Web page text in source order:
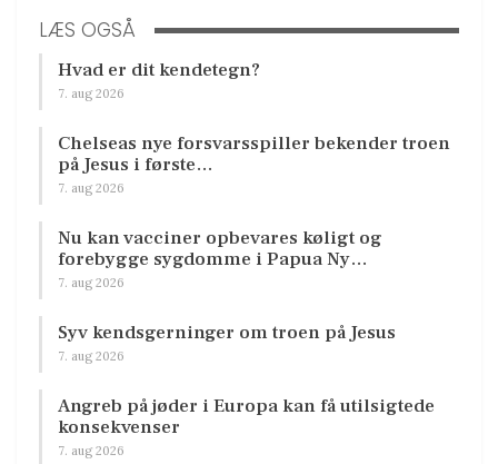
LÆS OGSÅ
Hvad er dit kendetegn?
7. aug 2026
Chelseas nye forsvarsspiller bekender troen
på Jesus i første…
7. aug 2026
Nu kan vacciner opbevares køligt og
forebygge sygdomme i Papua Ny…
7. aug 2026
Syv kendsgerninger om troen på Jesus
7. aug 2026
Angreb på jøder i Europa kan få utilsigtede
konsekvenser
7. aug 2026